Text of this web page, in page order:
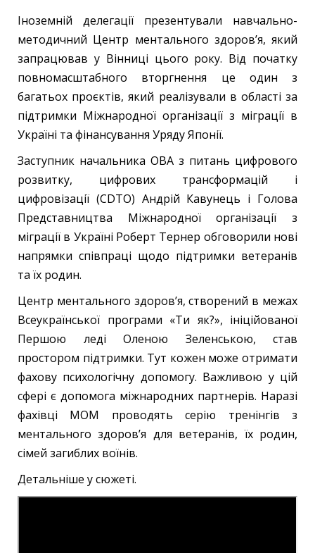
Іноземній делегації презентували навчально-
методичний Центр ментального здоров’я, який
запрацював у Вінниці цього року. Від початку
повномасштабного вторгнення це один з
багатьох проєктів, який реалізували в області за
підтримки Міжнародної організації з міграції в
Україні та фінансування Уряду Японії.
Заступник начальника ОВА з питань цифрового
розвитку, цифрових трансформацій і
цифровізації (CDTО) Андрій Кавунець і Голова
Представництва Міжнародної організації з
міграції в Україні Роберт Тернер обговорили нові
напрямки співпраці щодо підтримки ветеранів
та їх родин.
Центр ментального здоров’я, створений в межах
Всеукраїнської програми «Ти як?», ініційованої
Першою леді Оленою Зеленською, став
простором підтримки. Тут кожен може отримати
фахову психологічну допомогу. Важливою у цій
сфері є допомога міжнародних партнерів. Наразі
фахівці МОМ проводять серію тренінгів з
ментального здоров’я для ветеранів, їх родин,
сімей загиблих воїнів.
Детальніше у сюжеті.